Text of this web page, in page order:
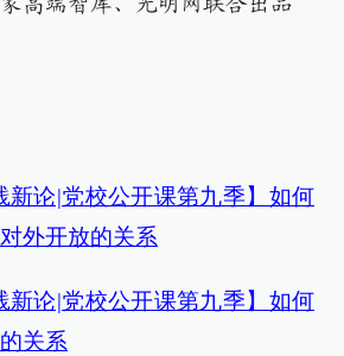
高端智库、光明网联合出品
新论|党校公开课第九季】如何
外开放的关系
新论|党校公开课第九季】如何
关系